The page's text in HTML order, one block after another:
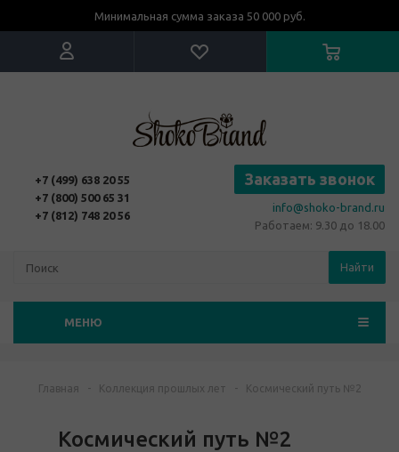
Минимальная сумма заказа 50 000 руб.
+7 (499) 638 20 55
+7 (800) 500 65 31
+7 (812) 748 20 56
Заказать звонок
info@shoko-brand.ru
Работаем: 9.30 до 18.00
Найти
МЕНЮ
Главная - Коллекция прошлых лет - Космический путь №2
Космический путь №2